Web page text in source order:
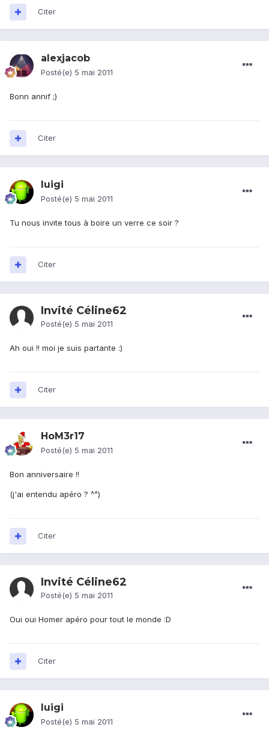
Citer
alexjacob
Posté(e) 5 mai 2011
Bonn annif ;)
Citer
luigi
Posté(e) 5 mai 2011
Tu nous invite tous à boire un verre ce soir ?
Citer
Invité Céline62
Posté(e) 5 mai 2011
Ah oui !! moi je suis partante :)
Citer
HoM3r17
Posté(e) 5 mai 2011
Bon anniversaire !!
(j'ai entendu apéro ? ^^)
Citer
Invité Céline62
Posté(e) 5 mai 2011
Oui oui Homer apéro pour tout le monde :D
Citer
luigi
Posté(e) 5 mai 2011